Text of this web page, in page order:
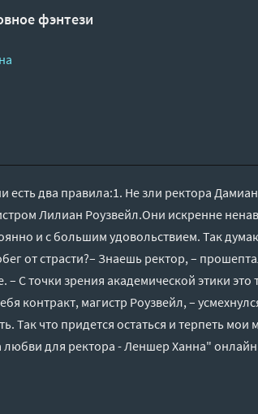
фэнтези
есть два правила:1. Не зли ректора
Лилиан Роузвейл.Они искренне
и с большим удовольствием. Так
от страсти?– Знаешь ректор, –
– С точки зрения академической этики это
контракт, магистр Роузвейл, –
Так что придется остаться и терпеть
для ректора - Леншер Ханна" онлайн